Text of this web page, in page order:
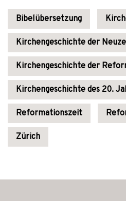
Bibelübersetzung
Kirchengeschichte der
Kirchengeschichte der
Kirchengeschichte des 20.
Reformationszeit
Zürich